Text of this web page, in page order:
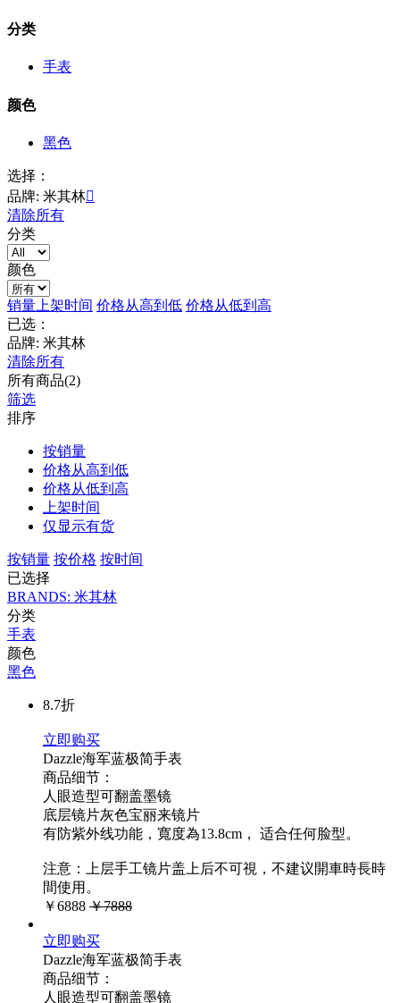
分类
手表
颜色
黑色
选择：
品牌: 米其林
清除所有
分类
颜色
销量 上架时间 价格从高到低 价格从低到高
已选：
品牌: 米其林
清除所有
所有商品(2)
筛选
排序
按销量
价格从高到低
价格从低到高
上架时间
仅显示有货
按销量 按价格 按时间
已选择
BRANDS: 米其林
分类
手表
颜色
黑色
8.7折
立即购买
Dazzle海军蓝极简手表
商品细节：
人眼造型可翻盖墨镜
底层镜片灰色宝丽来镜片
有防紫外线功能，寬度為13.8cm， 适合任何脸型。
注意：上层手工镜片盖上后不可視，不建议開車時長時
間使用。
￥6888 ￥7888
立即购买
Dazzle海军蓝极简手表
商品细节：
人眼造型可翻盖墨镜